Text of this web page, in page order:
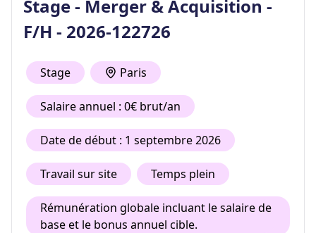
Stage - Merger & Acquisition -
F/H - 2026-122726
Stage Paris
Salaire annuel : 0€ brut/an
Date de début : 1 septembre 2026
Travail sur site Temps plein
Rémunération globale incluant le salaire de
base et le bonus annuel cible.